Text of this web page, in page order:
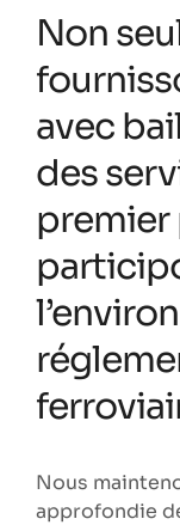
Non
avec
des
premier
Nous
approfondie